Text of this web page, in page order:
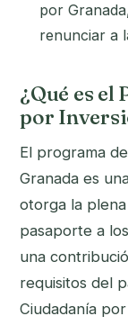
por
renunciar a
¿Qué es
por
El programa
Granada es
otorga la
pasaporte a
una
requisitos del
Ciudadanía